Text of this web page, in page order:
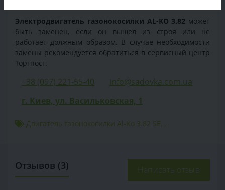
Электродвигатель газонокосилки AL-KO 3.82 может
быть заменен, если он вышел из строя или не
работает должным образом. В случае необходимости
замены рекомендуется обратиться в сервисный центр
Торгпост.
+38 (097) 221-55-40
info@sadovka.com.ua
г. Киев, ул. Васильковская, 1
Двигатель газонокосилки Al-Ko 3.82 SE, ,
Отзывов (3) Написать отзыв